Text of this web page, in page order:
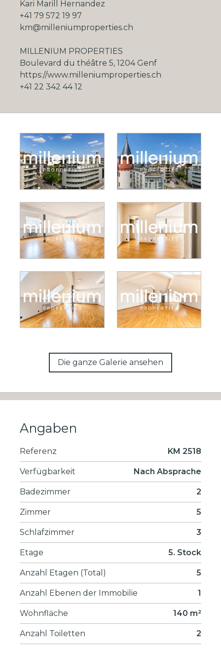
Kari Marill Hernandez
+41 79 572 19 97
km@milleniumproperties.ch
MILLENIUM PROPERTIES
Boulevard du théâtre 5, 1204 Genf
https://www.milleniumproperties.ch
+41 22 342 44 12
Die ganze Galerie ansehen
Angaben
Referenz KM 2518
Verfügbarkeit Nach Absprache
Badezimmer 2
Zimmer 5
Schlafzimmer 3
Etage 5. Stock
Anzahl Etagen (Total) 5
Anzahl Ebenen der Immobilie 1
Wohnfläche 140 m²
Anzahl Toiletten 2